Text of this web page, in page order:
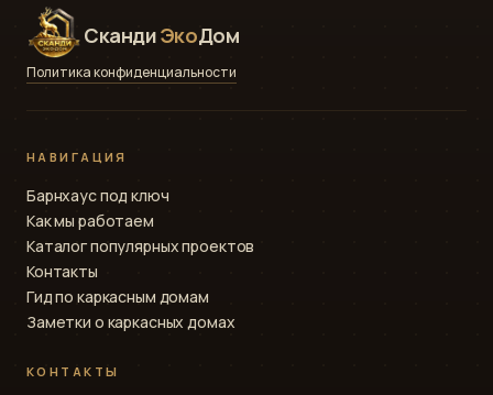
СкандиЭкоДом
Политика конфиденциальности
НАВИГАЦИЯ
Барнхаус под ключ
Как мы работаем
Каталог популярных проектов
Контакты
Гид по каркасным домам
Заметки о каркасных домах
КОНТАКТЫ